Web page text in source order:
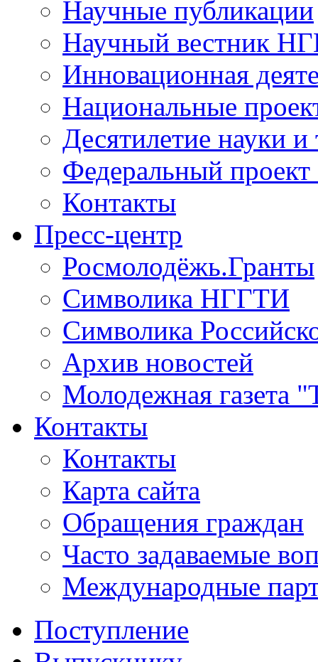
Научные публикации
Научный вестник
Инновационная
Национальные
Десятилетие науки и
Федеральный
Контакты
Пресс-центр
Росмолодёжь.Гранты
Символика НГГТИ
Символика
Архив новостей
Молодежная газета
Контакты
Контакты
Карта сайта
Обращения граждан
Часто задаваемые
Международные
Поступление